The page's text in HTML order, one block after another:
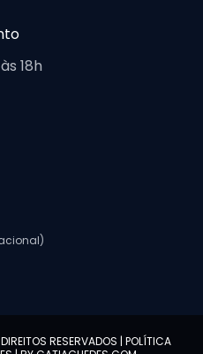
18h
RESERVADOS | POLÍTICA